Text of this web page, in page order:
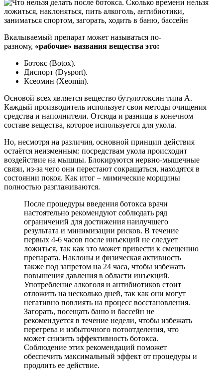
Вкалываемый препарат может называться по-
разному, «рабочие» названия вещества это:
Ботокс (Botox).
Диспорт (Dysport).
Ксеомин (Xeomin).
Основой всех является вещество бутулотоксин типа А.
Каждый производитель использует свои методы очищения
средства и наполнители. Отсюда и разница в конечном
составе вещества, которое используется для укола.
Но, несмотря на различия, основной принцип действия
остаётся неизменным: посредствам укола происходит
воздействие на мышцы. Блокируются нервно-мышечные
связи, из-за чего они перестают сокращаться, находятся в
состоянии покоя. Как итог – мимические морщины
полностью разглаживаются.
После процедуры введения ботокса врачи
настоятельно рекомендуют соблюдать ряд
ограничений для достижения наилучшего
результата и минимизации рисков. В течение
первых 4-6 часов после инъекций не следует
ложиться, так как это может привести к смещению
препарата. Наклоны и физическая активность
также под запретом на 24 часа, чтобы избежать
повышения давления в области инъекций.
Употребление алкоголя и антибиотиков стоит
отложить на несколько дней, так как они могут
негативно повлиять на процесс восстановления.
Загорать, посещать баню и бассейн не
рекомендуется в течение недели, чтобы избежать
перегрева и избыточного потоотделения, что
может снизить эффективность ботокса.
Соблюдение этих рекомендаций поможет
обеспечить максимальный эффект от процедуры и
продлить ее действие.